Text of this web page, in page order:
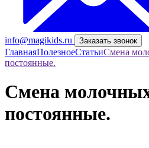
info@magikids.ru Заказать звонок
ГлавнаяПолезноеСтатьиСмена
постоянные.
Смена
постоянные.